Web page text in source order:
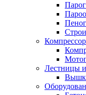
Лестницы и